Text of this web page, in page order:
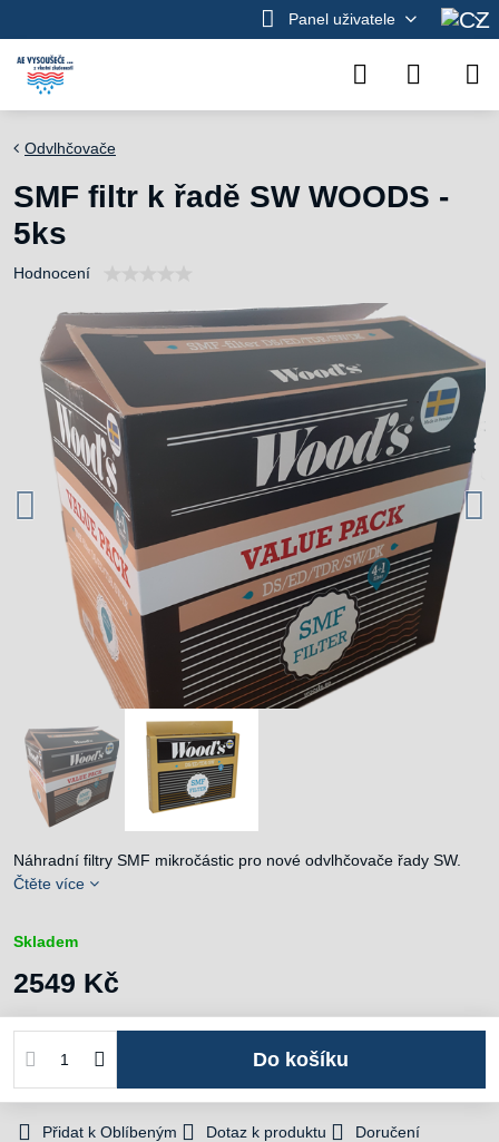
Panel uživatele
Odvlhčovače
SMF filtr k řadě SW WOODS -
5ks
Hodnocení
Náhradní filtry SMF mikročástic pro nové odvlhčovače řady SW.
Čtěte více
Skladem
2549 Kč
Do košíku
Přidat k Oblíbeným Dotaz k produktu Doručení